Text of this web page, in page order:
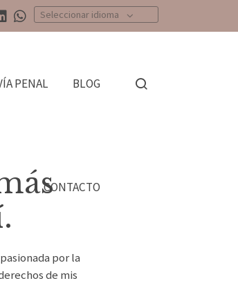
Seleccionar idioma
PENAL BLOG
CONTACTO
por la
de mis